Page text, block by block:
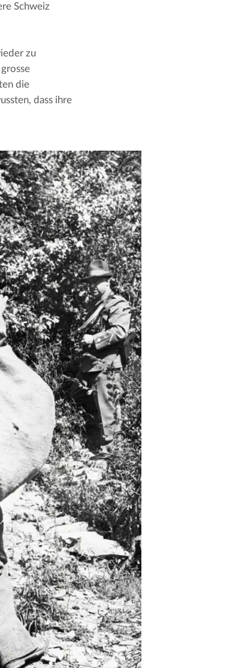
Schweiz
zu
die
dass ihre